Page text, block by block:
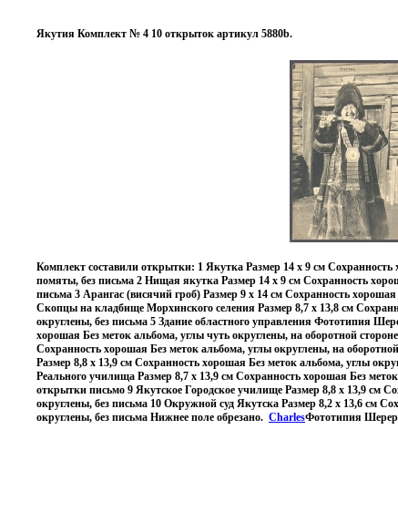
Якутия Комплект № 4 10 открыток артикул 5880b.
Комплект составили открытки: 1 Якутка Размер 14 х 9 см
помяты, без письма 2 Нищая якутка Размер 14 х 9 см Сохранность
письма 3 Арангас (висячий гроб) Размер 9 х 14 см Сохранность
Скопцы на кладбище Морхинского селения Размер 8,7 х 13,8 см
округлены, без письма 5 Здание областного управления Фототипия
хорошая Без меток альбома, углы чуть округлены, на оборотной
Сохранность хорошая Без меток альбома, углы округлены, на
Размер 8,8 х 13,9 см Сохранность хорошая Без меток альбома, углы
Реального училища Размер 8,7 х 13,9 см Сохранность хорошая Без
открытки письмо 9 Якутское Городское училище Размер 8,8 х 13,9 см
округлены, без письма 10 Окружной суд Якутска Размер 8,2 х 13,6 см
округлены, без письма Нижнее поле обрезано. CharlesФототипия